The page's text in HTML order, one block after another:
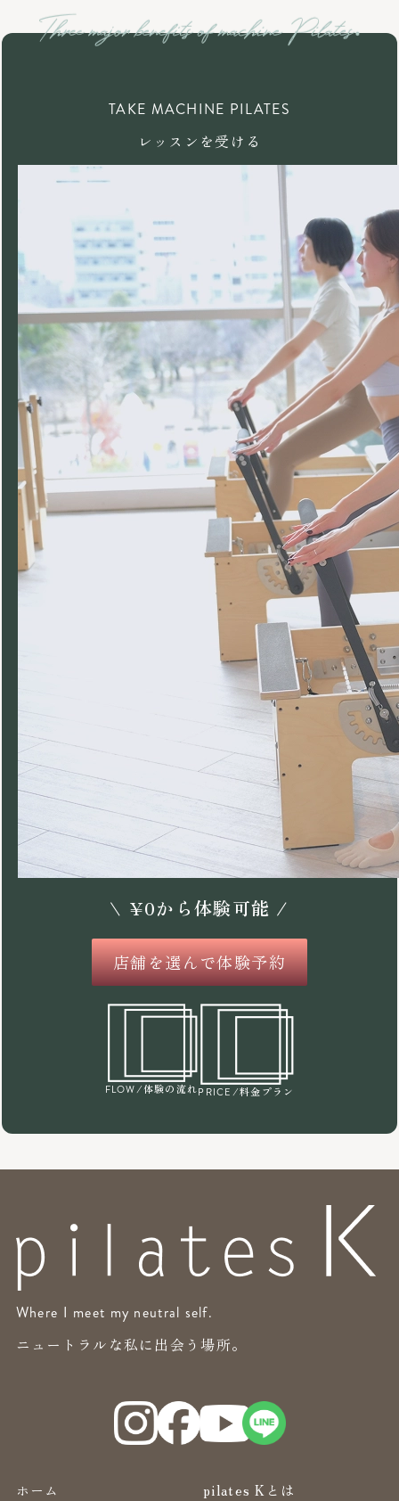
TAKE MACHINE PILATES
レッスンを受ける
\ ¥0から体験可能 /
店舗を選んで体験予約
FLOW /体験の流れPRICE /料金プラン
Where I meet my neutral self.
ニュートラルな私に出会う場所。
ホーム
pilates Kとは